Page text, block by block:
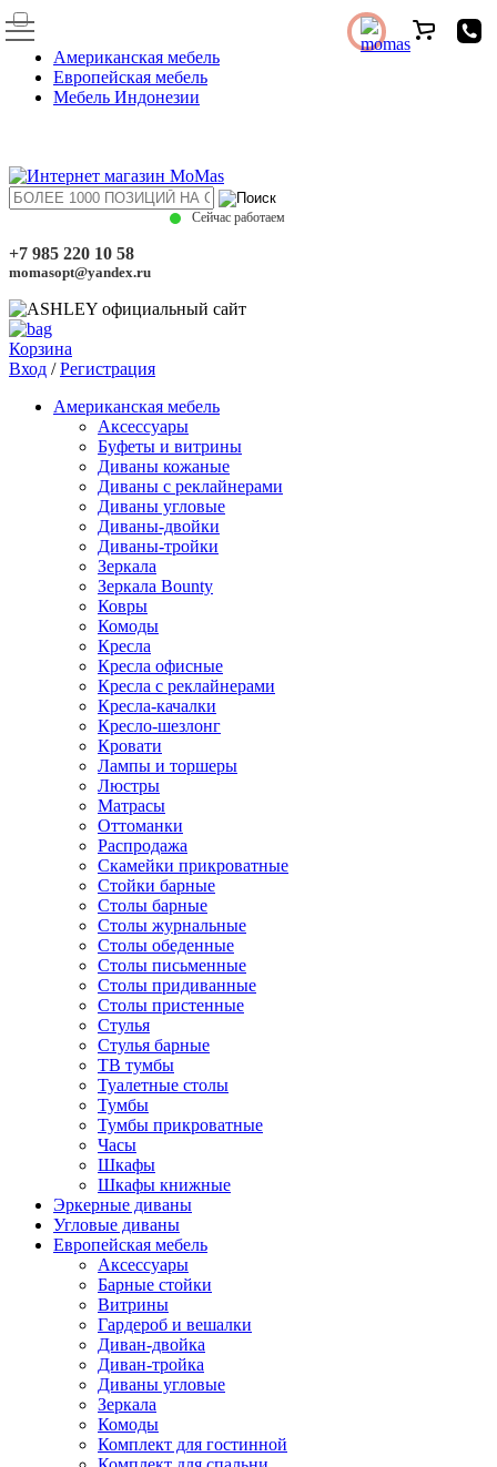
Американская мебель
Европейская мебель
Мебель Индонезии
Сейчас работаем
+7 985 220 10 58
momasopt@yandex.ru
Корзина
Вход /Регистрация
Американская мебель
Аксессуары
Буфеты и витрины
Диваны кожаные
Диваны с реклайнерами
Диваны угловые
Диваны-двойки
Диваны-тройки
Зеркала
Зеркала Bounty
Ковры
Комоды
Кресла
Кресла офисные
Кресла с реклайнерами
Кресла-качалки
Кресло-шезлонг
Кровати
Лампы и торшеры
Люстры
Матрасы
Оттоманки
Распродажа
Скамейки прикроватные
Стойки барные
Столы барные
Столы журнальные
Столы обеденные
Столы письменные
Столы придиванные
Столы пристенные
Стулья
Стулья барные
ТВ тумбы
Туалетные столы
Тумбы
Тумбы прикроватные
Часы
Шкафы
Шкафы книжные
Эркерные диваны
Угловые диваны
Европейская мебель
Аксессуары
Барные стойки
Витрины
Гардероб и вешалки
Диван-двойка
Диван-тройка
Диваны угловые
Зеркала
Комоды
Комплект для гостинной